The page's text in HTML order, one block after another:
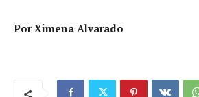
Por Ximena Alvarado